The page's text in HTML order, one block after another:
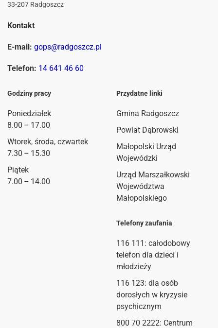
33-207 Radgoszcz
Kontakt
E-mail: gops@radgoszcz.pl
Telefon: 14 641 46 60
Godziny pracy
Poniedziałek
8.00 – 17.00
Wtorek, środa, czwartek
7.30 – 15.30
Piątek
7.00 – 14.00
Przydatne linki
Gmina Radgoszcz
Powiat Dąbrowski
Małopolski Urząd
Wojewódzki
Urząd Marszałkowski
Województwa
Małopolskiego
Telefony zaufania
116 111 : całodobowy
telefon dla dzieci i
młodzieży
116 123: dla osób
dorosłych w kryzysie
psychicznym
800 70 2222: Centrum